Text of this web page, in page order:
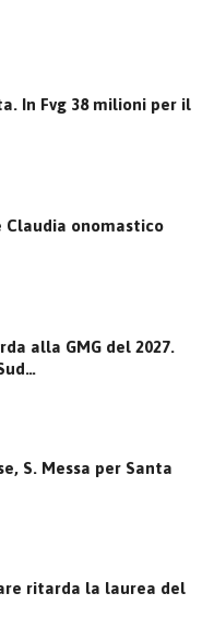
In Fvg 38 milioni per il
Claudia onomastico
alla GMG del 2027.
S. Messa per Santa
ritarda la laurea del